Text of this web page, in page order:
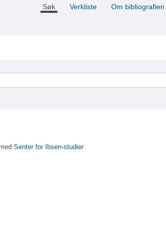
Søk Verkliste Om bibliografien
Senter for Ibsen-studier